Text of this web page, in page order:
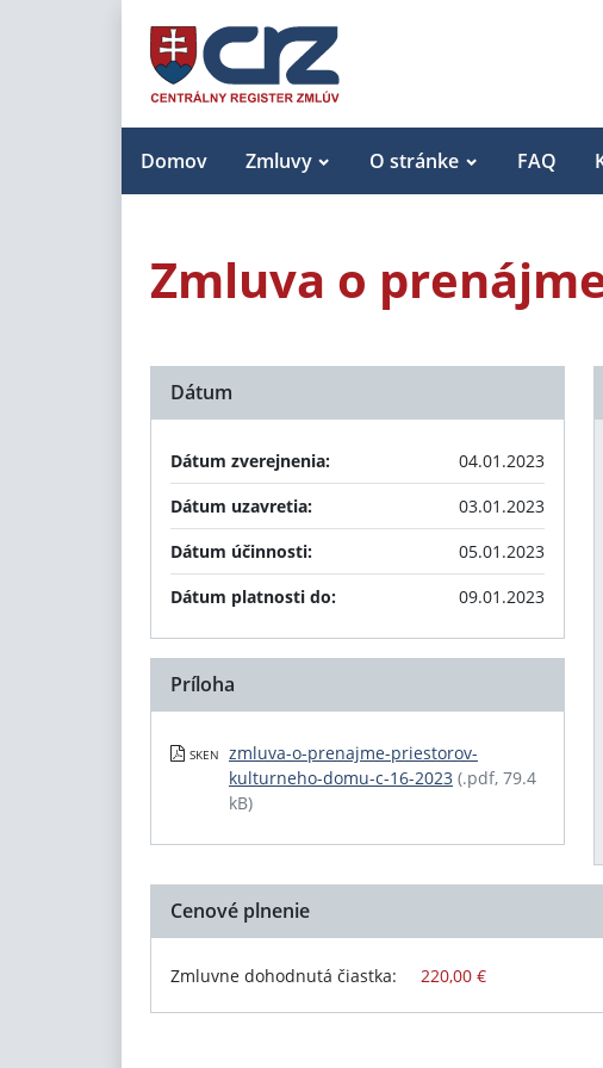
Domov Zmluvy O stránke FAQ
Zmluva o
Dátum
Dátum zverejnenia:
04.01.2023
Dátum uzavretia:
03.01.2023
Dátum účinnosti:
05.01.2023
Dátum platnosti do:
09.01.2023
Príloha
SKEN
zmluva-o-prenajme-priestorov-
kulturneho-domu-c-16-2023 (.pdf, 79.4
kB)
Cenové plnenie
Zmluvne dohodnutá čiastka: 220,00 €